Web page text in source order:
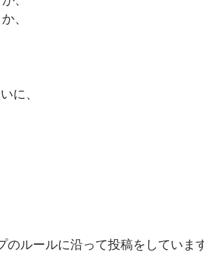
、
に、
ルールに沿って投稿をしていま